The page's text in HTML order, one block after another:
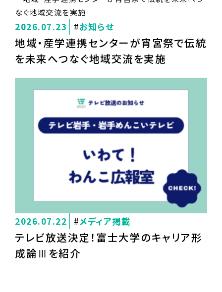
2026.07.23 お知らせ
地域・産学連携センターが宵宮祭で伝統
を未来へつなぐ地域交流を実施
2026.07.22 メディア掲載
テレビ放送決定！富士大学のキャリア形
成論Ⅲを紹介